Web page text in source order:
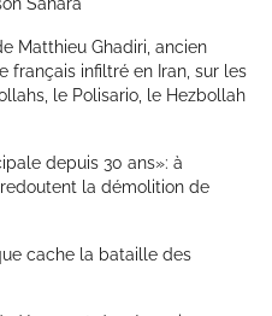
Sahara
Matthieu Ghadiri, ancien
français infiltré en Iran, sur les
le Polisario, le Hezbollah
depuis 30 ans»: à
la démolition de
cache la bataille des